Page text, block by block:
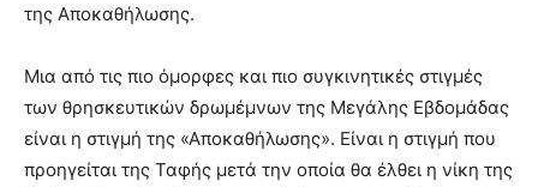
της Αποκαθήλωσης.
Μια από τις πιο όμορφες και πιο συγκινητικές στιγμές
των θρησκευτικών δρωμέμνων της Μεγάλης Εβδομάδας
είναι η στιγμή της «Αποκαθήλωσης». Είναι η στιγμή που
προηγείται της Ταφής μετά την οποία θα έλθει η νίκη της